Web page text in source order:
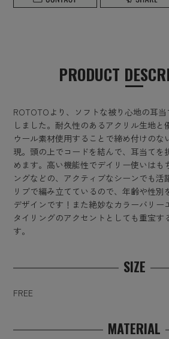
PRODUCT
ROTOTOより、ソフトな被り心地の耳
しました。耐久性のあるアクリル生地と
ウール素材使用することで締め付けのな
現。頭の上でコードを結んで、耳当てを
めます。高い機能性でデイリー使いはも
ングなどの、アクティブなシーンでも活
リブで編み立てているので、年齢や性別
デザインです！また絶妙なカラーバリー
タイリングのアクセントとしても重宝す
す。
SIZE
FREE
MATERIAL